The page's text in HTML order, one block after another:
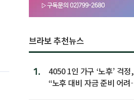
브라보 추천뉴스
1.
4050 1인 가구 ‘노후’ 걱정,
“노후 대비 자금 준비 어려